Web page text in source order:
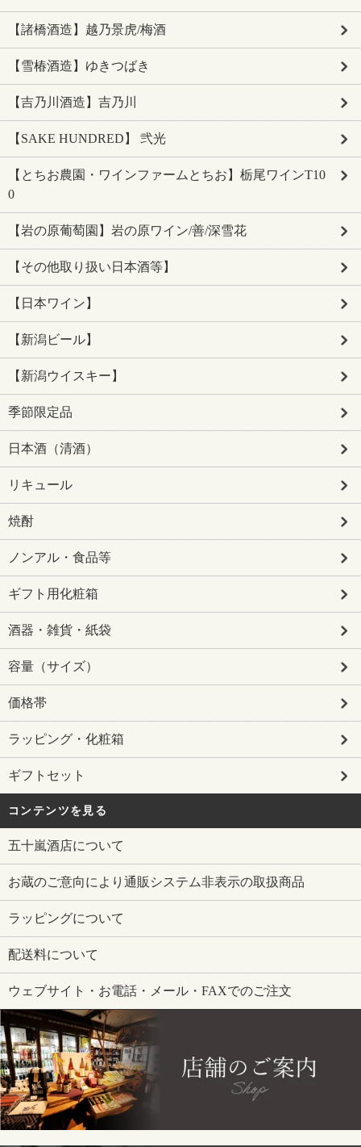
【諸橋酒造】越乃景虎/梅酒
【雪椿酒造】ゆきつばき
【吉乃川酒造】吉乃川
【SAKE HUNDRED】 弐光
【とちお農園・ワインファームとちお】栃尾ワインT10
0
【岩の原葡萄園】岩の原ワイン/善/深雪花
【その他取り扱い日本酒等】
【日本ワイン】
【新潟ビール】
【新潟ウイスキー】
季節限定品
日本酒（清酒）
リキュール
焼酎
ノンアル・食品等
ギフト用化粧箱
酒器・雑貨・紙袋
容量（サイズ）
価格帯
ラッピング・化粧箱
ギフトセット
コンテンツを見る
五十嵐酒店について
お蔵のご意向により通販システム非表示の取扱商品
ラッピングについて
配送料について
ウェブサイト・お電話・メール・FAXでのご注文